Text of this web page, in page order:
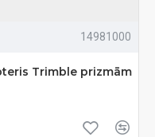
14981000
Trimble prizmām